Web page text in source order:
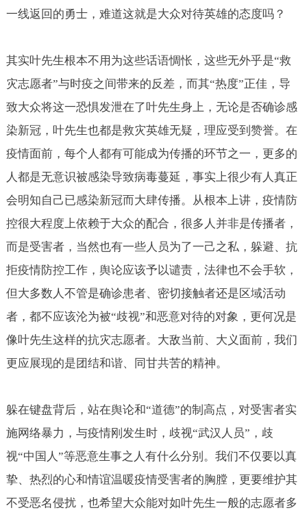
一线返回的勇士，难道这就是大众对待英雄的态度吗？
其实叶先生根本不用为这些话语惆怅，这些无外乎是“救
灾志愿者”与时疫之间带来的反差，而其“热度”正佳，导
致大众将这一恐惧发泄在了叶先生身上，无论是否确诊感
染新冠，叶先生也都是救灾英雄无疑，理应受到赞誉。在
疫情面前，每个人都有可能成为传播的环节之一，更多的
人都是无意识被感染导致病毒蔓延，事实上很少有人真正
会明知自己已感染新冠而大肆传播。从根本上讲，疫情防
控很大程度上依赖于大众的配合，很多人并非是传播者，
而是受害者，当然也有一些人员为了一己之私，躲避、抗
拒疫情防控工作，舆论应该予以谴责，法律也不会手软，
但大多数人不管是确诊患者、密切接触者还是区域活动
者，都不应该沦为被“歧视”和恶意对待的对象，更何况是
像叶先生这样的抗灾志愿者。大敌当前、大义面前，我们
更应展现的是团结和谐、同甘共苦的精神。
躲在键盘背后，站在舆论和“道德”的制高点，对受害者实
施网络暴力，与疫情刚发生时，歧视“武汉人员”，歧
视“中国人”等恶意生事之人有什么分别。我们不仅要以真
挚、热烈的心和情谊温暖疫情受害者的胸膛，更要维护其
不受恶名侵扰，也希望大众能对如叶先生一般的志愿者多